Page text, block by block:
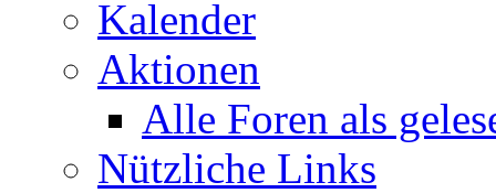
Kalender
Aktionen
Alle Foren als
Nützliche Links